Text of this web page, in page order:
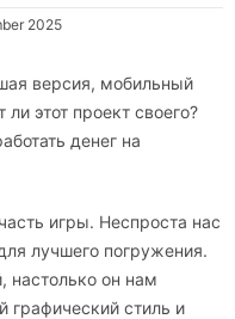
2025
версия, мобильный
этот проект своего?
денег на
игры. Неспроста нас
лучшего погружения.
настолько он нам
графический стиль и